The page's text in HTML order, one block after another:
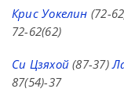
Крис Уокелин (72-
72-62(62)
Си Цзяхой (87-37)
87(54)-37